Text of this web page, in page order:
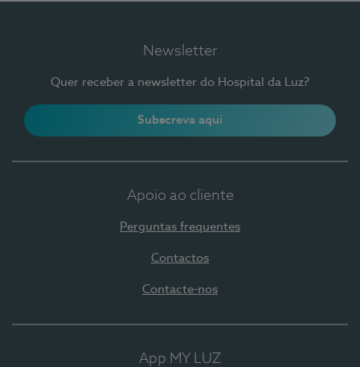
Newsletter
Quer receber a newsletter do Hospital da Luz?
Subscreva aqui
Apoio ao cliente
Perguntas frequentes
Contactos
Contacte-nos
App MY LUZ